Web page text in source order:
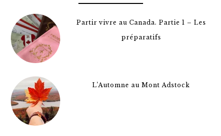
Partir vivre au Canada. Partie 1 – Les
préparatifs
L’Automne au Mont Adstock